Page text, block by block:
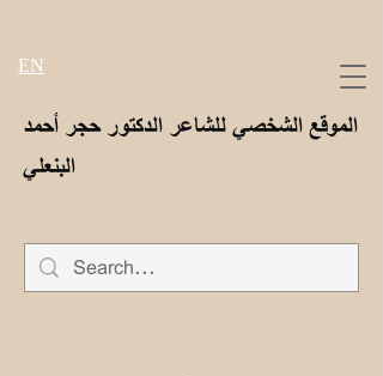
الموقع الشخصي للشاعر الدكتور حجر أحمد
البنعلي
EN